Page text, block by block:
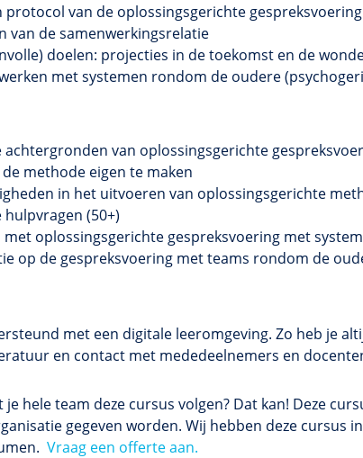
protocol van de oplossingsgerichte gespreksvoering
van de samenwerkingsrelatie
doelen: projecties in de toekomst en de
met systemen rondom de oudere
achtergronden van oplossingsgerichte
methode eigen te maken
in het uitvoeren van oplossingsgerichte
(50+)
met oplossingsgerichte gespreksvoering met
op de gespreksvoering met teams rondom de
met een digitale leeromgeving. Zo heb je
en contact met mededeelnemers en
hele team deze cursus volgen? Dat kan! Deze
gegeven worden. Wij hebben deze cursus
Vraag een offerte aan.